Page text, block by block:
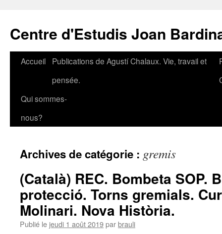
contenu
Centre d'Estudis Joan
Accueil
Publications de Agustí Chalaux. Vie, travail et
pensée.
Qui sommes-
nous?
Archives de catégorie : gremis
(Català) REC. Bombeta SOP.
protecció. Torns gremials.
Molinari. Nova Història.
Publié le jeudi 1 août 2019parbrauli